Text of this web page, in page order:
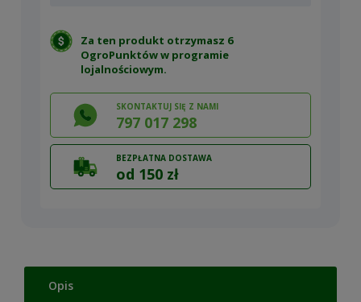
Za ten produkt otrzymasz 6
OgroPunktów w programie
lojalnościowym.
SKONTAKTUJ SIĘ Z NAMI
797 017 298
BEZPŁATNA DOSTAWA
od 150 zł
Opis